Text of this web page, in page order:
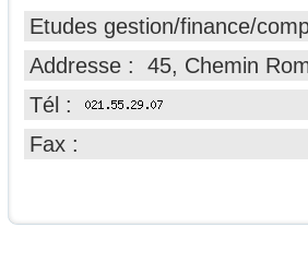
Etudes gestion/finance/
Addresse : 45, Chemin
Tél :
Fax :